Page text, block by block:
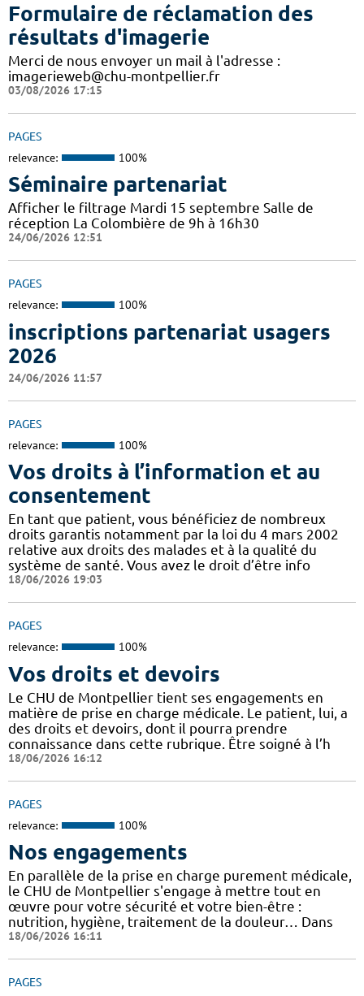
Formulaire de réclamation des
résultats d'imagerie
Merci de nous envoyer un mail à l'adresse :
imagerieweb@chu-montpellier.fr
03/08/2026 17:15
PAGES
relevance: 100%
Séminaire partenariat
Afficher le filtrage Mardi 15 septembre Salle de
réception La Colombière de 9h à 16h30
24/06/2026 12:51
PAGES
relevance: 100%
inscriptions partenariat usagers
2026
24/06/2026 11:57
PAGES
relevance: 100%
Vos droits à l’information et au
consentement
En tant que patient, vous bénéficiez de nombreux
droits garantis notamment par la loi du 4 mars 2002
relative aux droits des malades et à la qualité du
système de santé. Vous avez le droit d’être info
18/06/2026 19:03
PAGES
relevance: 100%
Vos droits et devoirs
Le CHU de Montpellier tient ses engagements en
matière de prise en charge médicale. Le patient, lui, a
des droits et devoirs, dont il pourra prendre
connaissance dans cette rubrique. Être soigné à l’h
18/06/2026 16:12
PAGES
relevance: 100%
Nos engagements
En parallèle de la prise en charge purement médicale,
le CHU de Montpellier s'engage à mettre tout en
œuvre pour votre sécurité et votre bien-être :
nutrition, hygiène, traitement de la douleur… Dans
18/06/2026 16:11
PAGES